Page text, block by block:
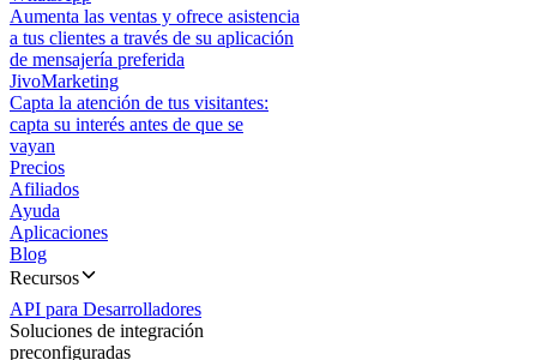
Aumenta las ventas y ofrece asistencia
a tus clientes a través de su aplicación
de mensajería preferida
JivoMarketing
Capta la atención de tus visitantes:
capta su interés antes de que se
vayan
Precios
Afiliados
Ayuda
Aplicaciones
Blog
Recursos
API para Desarrolladores
Soluciones de integración
preconfiguradas